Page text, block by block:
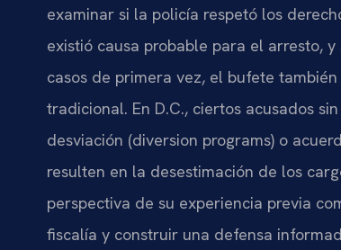
examinar si la policía respetó los
existió causa probable para el arresto,
casos de primera vez, el bufete
tradicional. En D.C., ciertos acusados
desviación (diversion programs) o
resulten en la desestimación de los
perspectiva de su experiencia previa
fiscalía y construir una defensa